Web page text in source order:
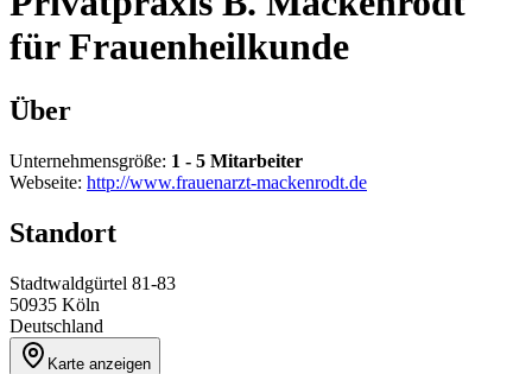
für Frauenheilkunde
Über
Unternehmensgröße: 1 - 5 Mitarbeiter
Webseite: http://www.frauenarzt-mackenrodt.de
Standort
Stadtwaldgürtel 81-83
50935 Köln
Deutschland
Karte anzeigen